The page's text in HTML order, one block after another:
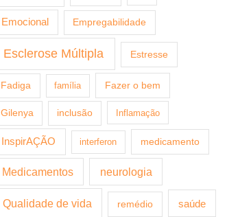
Emocional Empregabilidade
Esclerose Múltipla Estresse
Fadiga família Fazer o bem
Gilenya inclusão Inflamação
InspirAÇÃO interferon medicamento
Medicamentos neurologia
Qualidade de vida remédio saúde